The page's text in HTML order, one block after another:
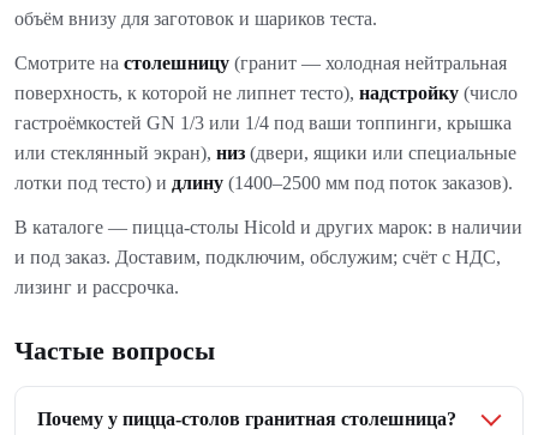
объём внизу для заготовок и шариков теста.
Смотрите на столешницу (гранит — холодная нейтральная
поверхность, к которой не липнет тесто), надстройку (число
гастроёмкостей GN 1/3 или 1/4 под ваши топпинги, крышка
или стеклянный экран), низ (двери, ящики или специальные
лотки под тесто) и длину (1400–2500 мм под поток заказов).
В каталоге — пицца-столы Hicold и других марок: в наличии
и под заказ. Доставим, подключим, обслужим; счёт с НДС,
лизинг и рассрочка.
Частые вопросы
Почему у пицца-столов гранитная столешница?